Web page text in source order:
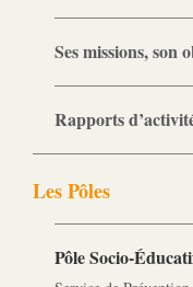
Ses missions, son
Rapports
Les Pôles
Pôle Socio-­